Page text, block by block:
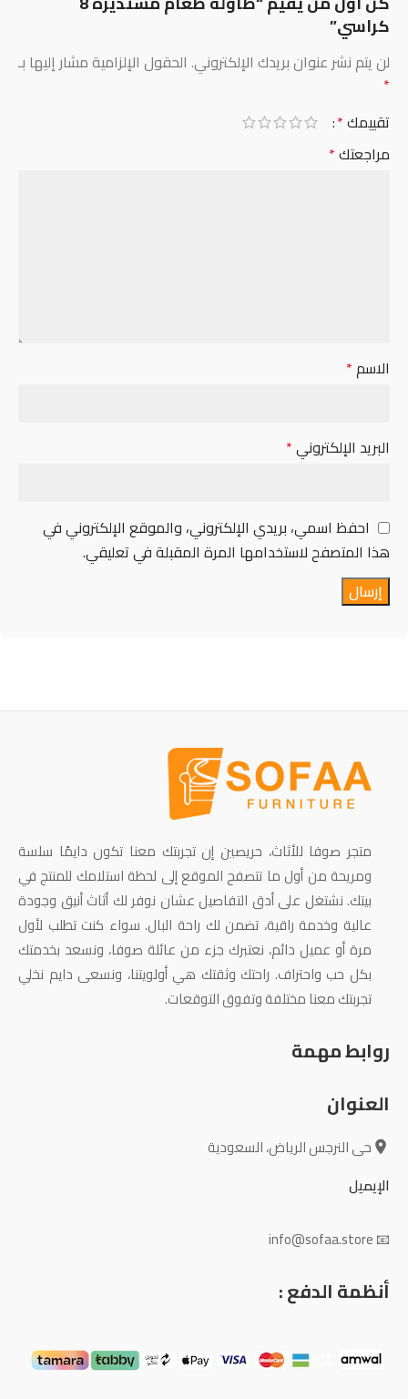
كراسي”
لن يتم نشر عنوان بريدك الإلكتروني. الحقول الإلزامية مشار إليها بـ
*
تقييمك*
مراجعتك*
الاسم*
البريد الإلكتروني*
احفظ اسمي، بريدي الإلكتروني، والموقع الإلكتروني في
هذا المتصفح لاستخدامها المرة المقبلة في تعليقي.
متجر صوفا للأثاث، حريصين إن تجربتك معنا تكون دايمًا سلسة
ومريحة من أول ما تتصفح الموقع إلى لحظة استلامك للمنتج في
بيتك. نشتغل على أدق التفاصيل عشان نوفر لك أثاث أنيق وجودة
عالية وخدمة راقية، تضمن لك راحة البال. سواء كنت تطلب لأول
مرة أو عميل دائم، نعتبرك جزء من عائلة صوفا، ونسعد بخدمتك
بكل حب واحتراف. راحتك وثقتك هي أولويتنا، ونسعى دايم نخلي
تجربتك معنا مختلفة وتفوق التوقعات.
روابط مهمة
العنوان
حى النرجس الرياض، السعودية
الإيميل
📧 info@sofaa.store
أنظمة الدفع :